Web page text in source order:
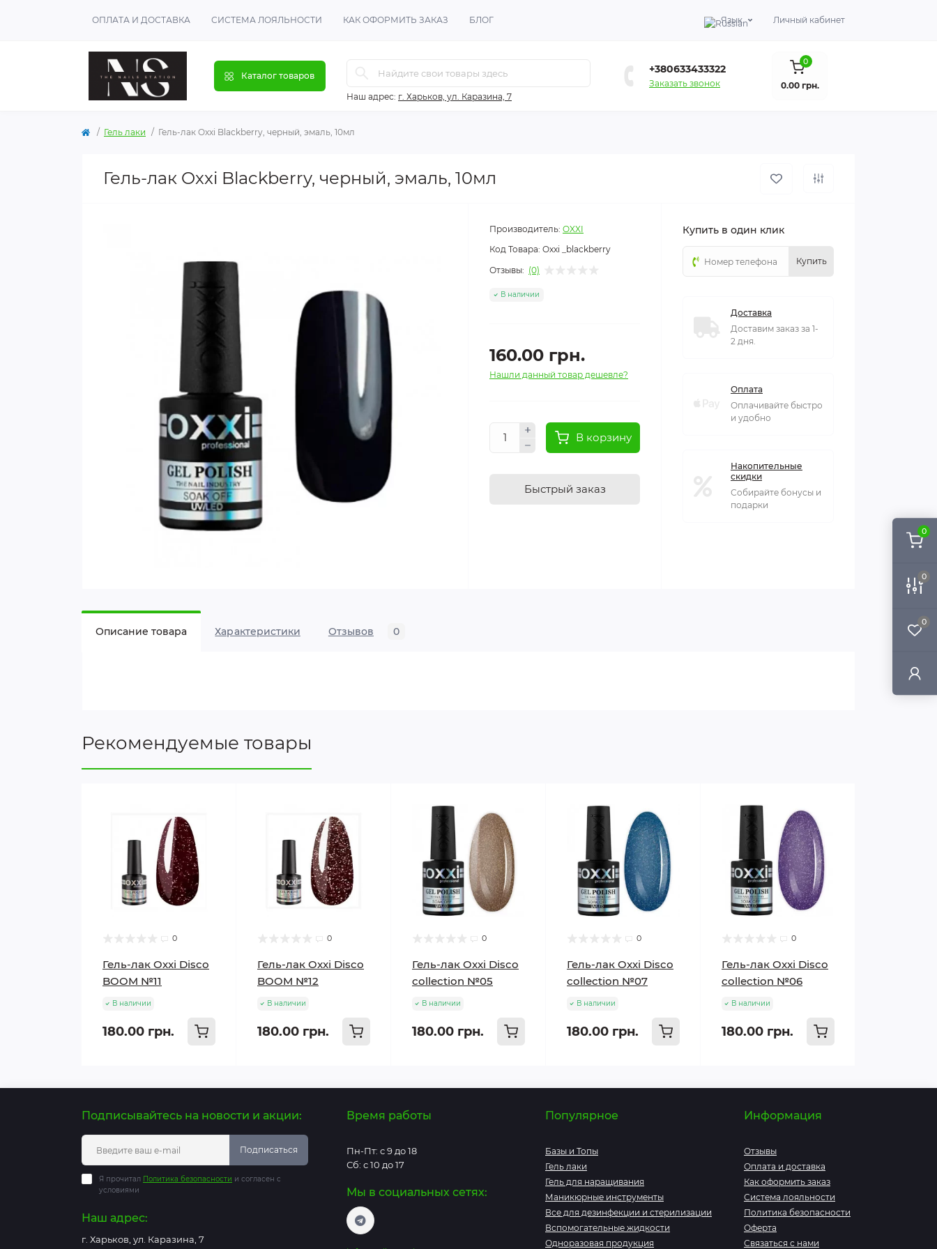
0
0
0
ОПЛАТА И ДОСТАВКА СИСТЕМА ЛОЯЛЬНОСТИ КАК ОФОРМИТЬ ЗАКАЗ БЛОГ Язык Личный кабинет
Каталог товаров
Наш адрес: г. Харьков, ул. Каразина, 7
+380633433322
Заказать звонок
0
0.00 грн.
Гель лаки Гель-лак Oxxi Blackberry, черный, эмаль, 10мл
Гель-лак Oxxi Blackberry, черный, эмаль, 10мл
Производитель: OXXI
Код Товара: Oxxi _blackberry
Отзывы: (0)
В наличии
160.00 грн.
Нашли данный товар дешевле?
В корзину
Быстрый заказ
Купить в один клик
Купить
Доставка
Доставим заказ за 1-
2 дня.
Оплата
Оплачивайте быстро
и удобно
Накопительные
скидки
Собирайте бонусы и
подарки
Описание товара Характеристики Отзывов 0
Рекомендуемые товары
0
Гель-лак Oxxi Disco
BOOM №11
В наличии
180.00 грн.
0
Гель-лак Oxxi Disco
BOOM №12
В наличии
180.00 грн.
0
Гель-лак Oxxi Disco
collection №05
В наличии
180.00 грн.
0
Гель-лак Oxxi Disco
collection №07
В наличии
180.00 грн.
0
Гель-лак Oxxi Disco
collection №06
В наличии
180.00 грн.
Подписывайтесь на новости и акции:
Подписаться
Я прочитал Политика безопасности и согласен с
условиями
Наш адрес:
г. Харьков, ул. Каразина, 7
Время работы
Пн-Пт: с 9 до 18
Сб: с 10 до 17
Мы в социальных сетях:
Популярное
Базы и Топы
Гель лаки
Гель для наращивания
Маникюрные инструменты
Все для дезинфекции и стерилизации
Вспомогательные жидкости
Одноразовая продукция
Информация
Отзывы
Оплата и доставка
Как оформить заказ
Система лояльности
Политика безопасности
Оферта
Связаться с нами